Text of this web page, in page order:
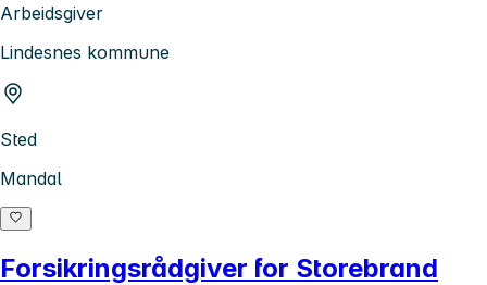
Arbeidsgiver
Lindesnes kommune
Sted
Mandal
Forsikringsrådgiver for Storebrand